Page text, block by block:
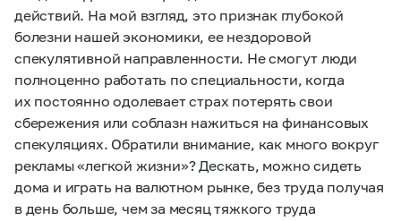
действий. На мой взгляд, это признак глубокой
болезни нашей экономики, ее нездоровой
спекулятивной направленности. Не смогут люди
полноценно работать по специальности, когда
их постоянно одолевает страх потерять свои
сбережения или соблазн нажиться на финансовых
спекуляциях. Обратили внимание, как много вокруг
рекламы «легкой жизни»? Дескать, можно сидеть
дома и играть на валютном рынке, без труда получая
в день больше, чем за месяц тяжкого труда